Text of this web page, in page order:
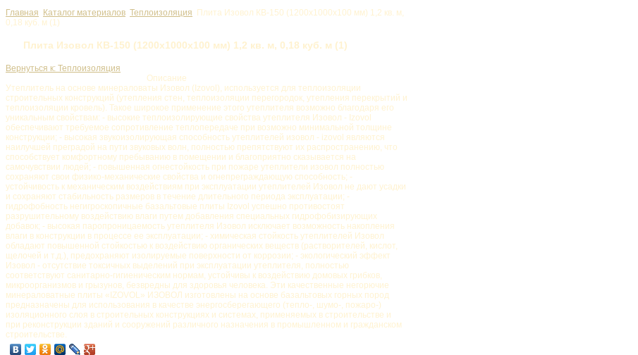
Главная
Каталог материалов Теплоизоляция
Плита Изовол КВ-150 (1200x1000х100 мм) 1,2 кв. м,
0,18 куб. м (1)
Плита Изовол КВ-150 (1200x1000х100 мм) 1,2 кв. м, 0,18 куб. м (1)
Вернуться к: Теплоизоляция
Описание
Утеплитель на основе минераловаты Изовол (Izovol), используется для теплоизоляции
строительных конструкций (утепления стен, теплоизоляции перегородок, утепления перекрытий и
теплоизоляции кровель). Такое широкое применение этого утеплителя возможно благодаря его
уникальным свойствам: - высокие теплоизолирующие свойства утеплителя Изовол - Izovol
обеспечивают требуемое сопротивление теплопередаче при возможно минимальной толщине
конструкции; - высокая звукоизолирующая способность утеплителей изовол - izovol являются
наилучшей преградой на пути звуковых волн, полностью препятствуют их распространению, что
способствует комфортному пребыванию в помещении и благоприятно сказывается на
самочувствии людей; - повышенная огнестойкость при пожаре утеплители изовол полностью
сохраняют свои физико-механические свойства и огнепреграждающую способность; -
устойчивость к механическим воздействиям при эксплуатации утеплителей Изовол не дают усадки
и сохраняют стабильность размеров в течение длительного периода эксплуатации; -
гидрофобность негигроскопичные базальтовые плиты Izovol успешно противостоят
разрушительному воздействию влаги путем добавления специальных гидрофобизирующих
добавок; - высокая паропроницаемость утеплителя Изовол исключает возможность накопления
влаги в конструкции в процессе ее эксплуатации; - химическая стойкость утеплителей Изовол
обладают повышенной стойкостью к воздействию органических веществ (растворителей, кислот,
щелочей и т.д.), предохраняют изолируемые поверхности от коррозии; - экологический эффект
Изовол - отсутствие токсичных выделений при эксплуатации утеплителя, полностью
соответствуют санитарно-гигиеническим нормам, устойчивы к воздействию домовых грибков,
микроорганизмов и грызунов, безвредны для здоровья человека. Эти качественные негорючие
минераловатные плиты «IZOVOL» ИЗОВОЛ изготовлены на основе базальтовых горных пород
предназначены для использования в качестве энергосберегающего (тепло-, шумо-, пожаро-)
изоляционного слоя в строительных конструкциях и системах, применяемых в строительстве и
при реконструкции зданий и сооружений различного назначения в промышленном и гражданском
строительстве.